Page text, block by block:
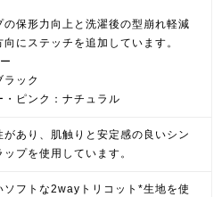
の保形力向上と洗濯後の型崩れ軽減
にステッチを追加しています。
ラック
・ピンク：ナチュラル
があり、肌触りと安定感の良いシン
プを使用しています。
ソフトな2wayトリコット*生地を使